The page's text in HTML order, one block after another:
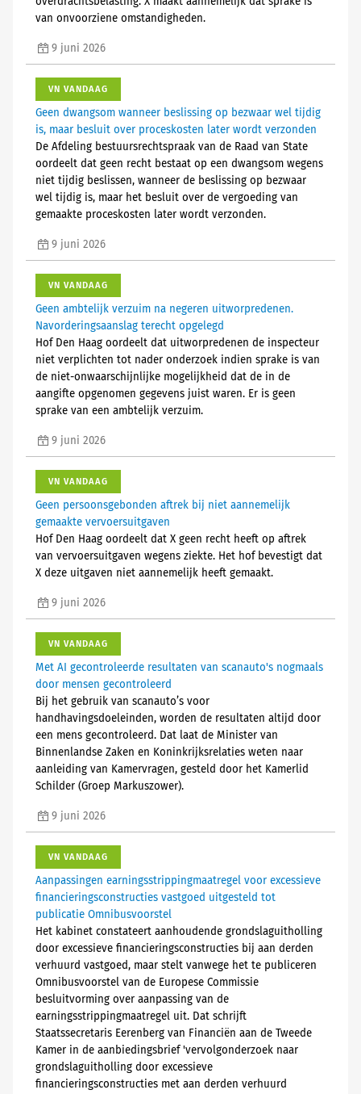
van onvoorziene omstandigheden.
9 juni 2026
VN VANDAAG
Geen dwangsom wanneer beslissing op bezwaar wel tijdig
is, maar besluit over proceskosten later wordt verzonden
De Afdeling bestuursrechtspraak van de Raad van State
oordeelt dat geen recht bestaat op een dwangsom wegens
niet tijdig beslissen, wanneer de beslissing op bezwaar
wel tijdig is, maar het besluit over de vergoeding van
gemaakte proceskosten later wordt verzonden.
9 juni 2026
VN VANDAAG
Geen ambtelijk verzuim na negeren uitworpredenen.
Navorderingsaanslag terecht opgelegd
Hof Den Haag oordeelt dat uitworpredenen de inspecteur
niet verplichten tot nader onderzoek indien sprake is van
de niet-onwaarschijnlijke mogelijkheid dat de in de
aangifte opgenomen gegevens juist waren. Er is geen
sprake van een ambtelijk verzuim.
9 juni 2026
VN VANDAAG
Geen persoonsgebonden aftrek bij niet aannemelijk
gemaakte vervoersuitgaven
Hof Den Haag oordeelt dat X geen recht heeft op aftrek
van vervoersuitgaven wegens ziekte. Het hof bevestigt dat
X deze uitgaven niet aannemelijk heeft gemaakt.
9 juni 2026
VN VANDAAG
Met AI gecontroleerde resultaten van scanauto's nogmaals
door mensen gecontroleerd
Bij het gebruik van scanauto’s voor
handhavingsdoeleinden, worden de resultaten altijd door
een mens gecontroleerd. Dat laat de Minister van
Binnenlandse Zaken en Koninkrijksrelaties weten naar
aanleiding van Kamervragen, gesteld door het Kamerlid
Schilder (Groep Markuszower).
9 juni 2026
VN VANDAAG
Aanpassingen earningsstrippingmaatregel voor excessieve
financieringsconstructies vastgoed uitgesteld tot
publicatie Omnibusvoorstel
Het kabinet constateert aanhoudende grondslaguitholling
door excessieve financieringsconstructies bij aan derden
verhuurd vastgoed, maar stelt vanwege het te publiceren
Omnibusvoorstel van de Europese Commissie
besluitvorming over aanpassing van de
earningsstrippingmaatregel uit. Dat schrijft
Staatssecretaris Eerenberg van Financiën aan de Tweede
Kamer in de aanbiedingsbrief 'vervolgonderzoek naar
grondslaguitholling door excessieve
financieringsconstructies met aan derden verhuurd